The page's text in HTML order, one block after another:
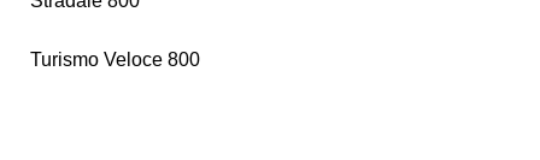
Turismo Veloce 800